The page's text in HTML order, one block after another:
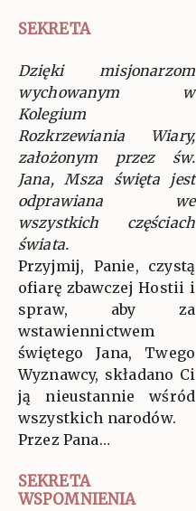
SEKRETA
Dzięki misjonarzom
wychowanym w
Kolegium
Rozkrzewiania Wiary,
założonym przez św.
Jana, Msza święta jest
odprawiana we
wszystkich częściach
świata.
Przyjmij, Panie, czystą
ofiarę zbawczej Hostii i
spraw, aby za
wstawiennictwem
świętego Jana, Twego
Wyznawcy, składano Ci
ją nieustannie wśród
wszystkich narodów.
Przez Pana…
SEKRETA
WSPOMNIENIA